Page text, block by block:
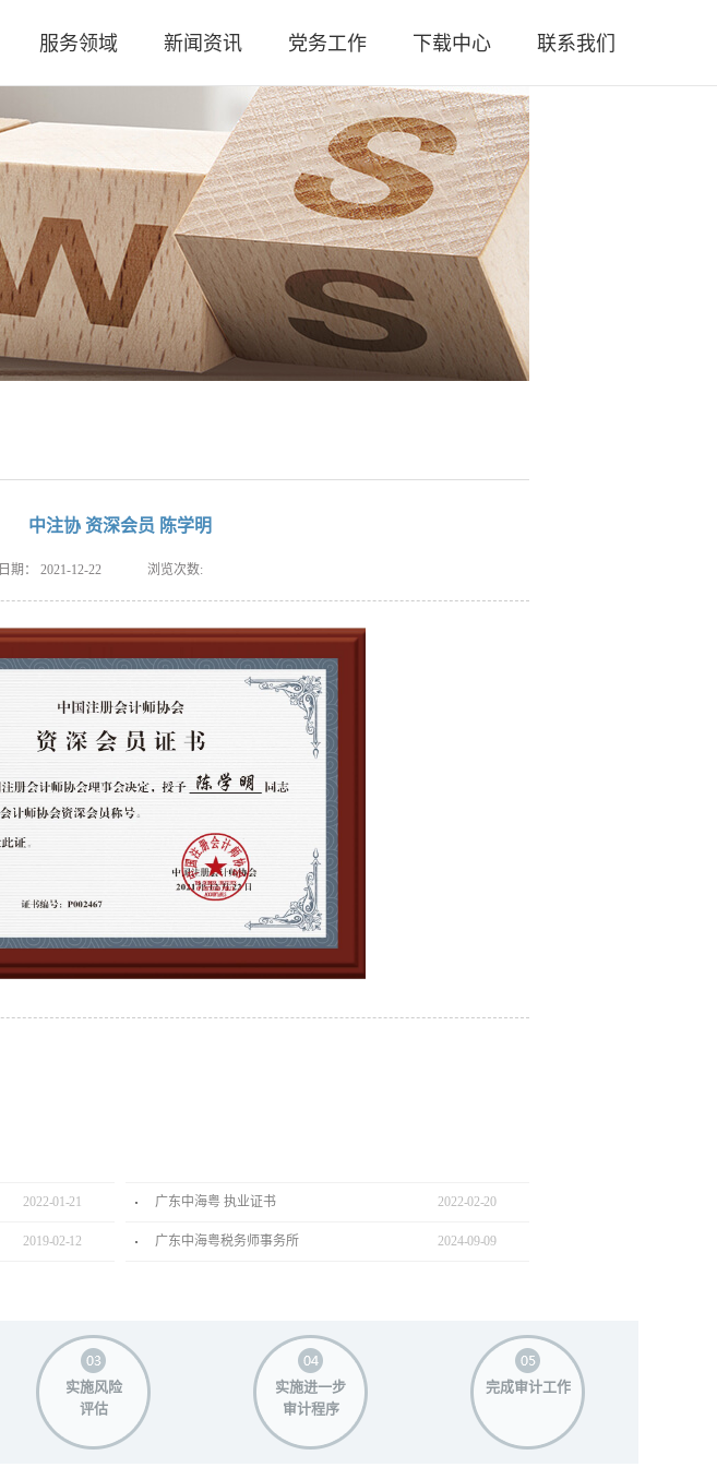
服务领域
咨询服务
评估业务
新闻资讯
高新政策
税务法规
会计实务
评估实务
时政要闻
党务工作
党总支简介
党团活动
工作汇报
党章党规
时政要闻
下载中心 联系我们
中注协 资深会员 陈学明
日期： 2021-12-22 浏览次数:
2022-01-21 广东中海粤 执业证书 2022-02-20
2019-02-12 广东中海粤税务师事务所 2024-09-09
实施风险
评估
实施进一步
审计程序
完成审计工作